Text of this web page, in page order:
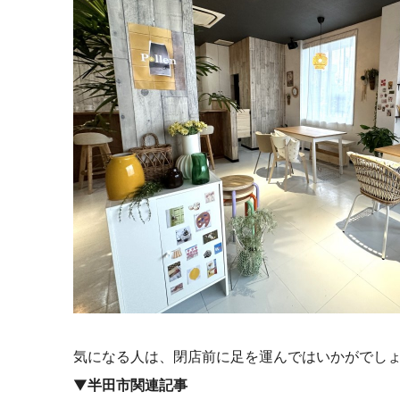
気になる人は、閉店前に足を運んではいかがでし
▼半田市関連記事